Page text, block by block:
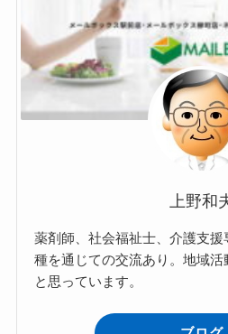
上野和
薬剤師、社会福祉士、介護支
種を通じての交流あり。地域
と思っています。